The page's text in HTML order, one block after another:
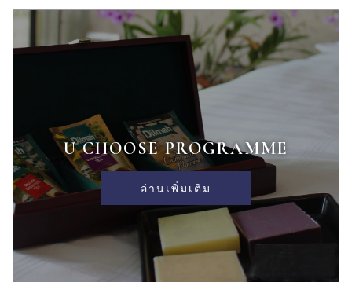
U CHOOSE PROGRAMME
อ่านเพิ่มเติม